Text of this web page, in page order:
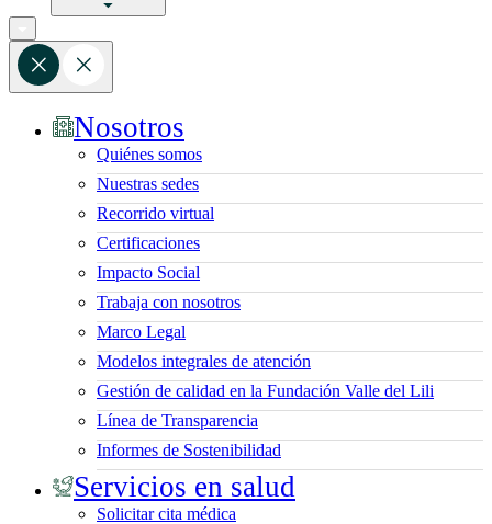
Nosotros
Quiénes somos
Nuestras sedes
Recorrido virtual
Certificaciones
Impacto Social
Trabaja con nosotros
Marco Legal
Modelos integrales de atención
Gestión de calidad en la Fundación Valle del Lili
Línea de Transparencia
Informes de Sostenibilidad
Servicios en salud
Solicitar cita médica